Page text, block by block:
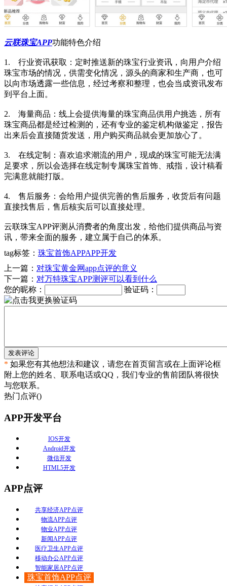
云联珠宝APP功能特色介绍
1. 行业资讯获取：定时推送新的珠宝行业资讯，向用户介绍
珠宝市场的情况，供需变化情况，源头的商家和生产商，也可
以向市场透露一些信息，经过考察和整理，也会当成资讯发布
到平台上面。
2. 海量商品：线上会提供海量的珠宝商品供用户挑选，所有
珠宝商品都是经过检测的，还有专业的鉴定机构做鉴定，报告
出来后会直接随货发送，用户购买商品就会更加放心了。
3. 在线定制：喜欢追求潮流的用户，现成的珠宝可能无法满
足要求，所以会选择在线定制专属珠宝首饰、戒指，设计稿看
完满意就能打版。
4. 售后服务：会给用户提供完善的售后服务，收货后有问题
直接找售后，售后核实后可以直接处理。
云联珠宝APP评测从消费者的角度出发，给他们提供商品与资
讯，带来全面的服务，建立属于自己的体系。
tag标签： 珠宝首饰APPAPP开发
上一篇： 对珠宝黄金网app点评的意义
下一篇： 对万特珠宝APP测评可以看到什么
您的昵称：
验证码：
发表评论
* 如果您有其他想法和建议，请您在首页留言或在上面评论框
附上您的姓名、联系电话或QQ，我们专业的售前团队将很快
与您联系。
热门点评()
APP开发平台
IOS开发
Android开发
微信开发
HTML5开发
APP点评
共享经济APP点评
物流APP点评
物业APP点评
新闻APP点评
医疗卫生APP点评
移动办公APP点评
智能家居APP点评
珠宝首饰APP点评